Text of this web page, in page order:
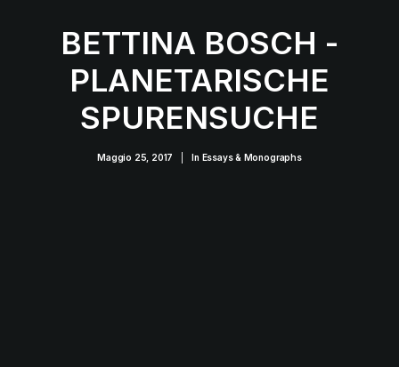
BETTINA BOSCH -
PLANETARISCHE
SPURENSUCHE
Maggio 25, 2017 In Essays & Monographs